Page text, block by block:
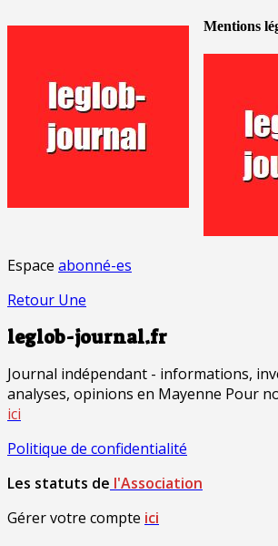
Mentions
Espace abonné-es
Retour Une
leglob-journal.fr
Journal indépendant - informations,
analyses, opinions en Mayenne Pour
ici
Politique de confidentialité
Les statuts de l'Association
Gérer votre compte ici